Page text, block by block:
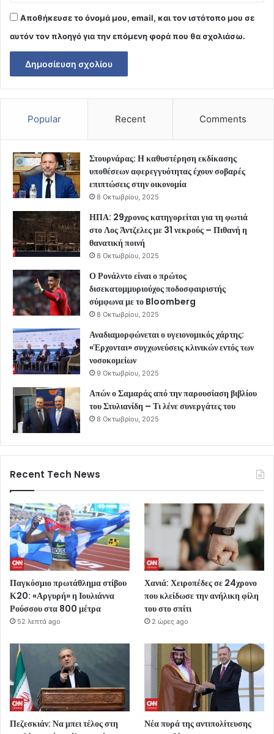
Αποθήκευσε το όνομά μου, email, και τον ιστότοπο μου σε
αυτόν τον πλοηγό για την επόμενη φορά που θα σχολιάσω.
Popular Recent Comments
Στουρνάρας: Η καθυστέρηση εκδίκασης
υποθέσεων αφερεγγυότητας έχουν σοβαρές
επιπτώσεις στην οικονομία
8 Οκτωβρίου, 2025
ΗΠΑ: 29χρονος κατηγορείται για τη φωτιά
στο Λος Άντζελες με 31 νεκρούς – Πιθανή η
θανατική ποινή
8 Οκτωβρίου, 2025
Ο Ρονάλντο είναι ο πρώτος
δισεκατομμυριούχος ποδοσφαιριστής
σύμφωνα με το Bloomberg
8 Οκτωβρίου, 2025
Αναδιαμορφώνεται ο υγειονομικός χάρτης:
«Έρχονται» συγχωνεύσεις κλινικών εντός των
νοσοκομείων
9 Οκτωβρίου, 2025
Απών ο Σαμαράς από την παρουσίαση βιβλίου
του Στυλιανίδη – Τι λένε συνεργάτες του
8 Οκτωβρίου, 2025
Recent Tech News
Παγκόσμιο πρωτάθλημα στίβου
Κ20: «Αργυρή» η Ιουλιάννα
Ρούσσου στα 800 μέτρα
52 λεπτά ago
Χανιά: Χειροπέδες σε 24χρονο
που κλείδωσε την ανήλικη φίλη
του στο σπίτι
2 ώρες ago
Πεζεσκιάν: Να μπει τέλος στη
Νέα πυρά της αντιπολίτευσης